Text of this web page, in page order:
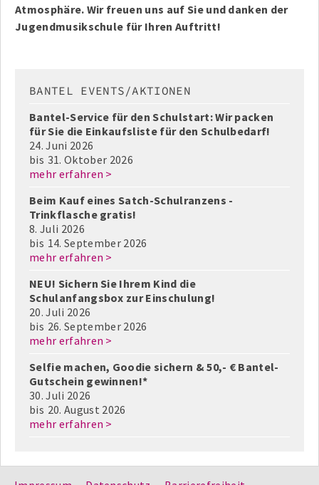
Atmosphäre. Wir freuen uns auf Sie und danken der
Jugendmusikschule für Ihren Auftritt!
BANTEL EVENTS/AKTIONEN
Bantel-Service für den Schulstart: Wir packen
für Sie die Einkaufsliste für den Schulbedarf!
24. Juni 2026
bis 31. Oktober 2026
mehr erfahren >
Beim Kauf eines Satch-Schulranzens -
Trinkflasche gratis!
8. Juli 2026
bis 14. September 2026
mehr erfahren >
NEU! Sichern Sie Ihrem Kind die
Schulanfangsbox zur Einschulung!
20. Juli 2026
bis 26. September 2026
mehr erfahren >
Selfie machen, Goodie sichern & 50,- € Bantel-
Gutschein gewinnen!*
30. Juli 2026
bis 20. August 2026
mehr erfahren >